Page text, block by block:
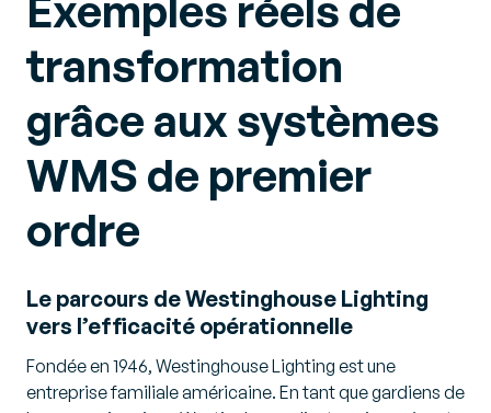
Exemples réels de
transformation
grâce aux systèmes
WMS de premier
ordre
Le parcours de Westinghouse Lighting
vers l’efficacité opérationnelle
Fondée en 1946, Westinghouse Lighting est une
entreprise familiale américaine. En tant que gardiens de